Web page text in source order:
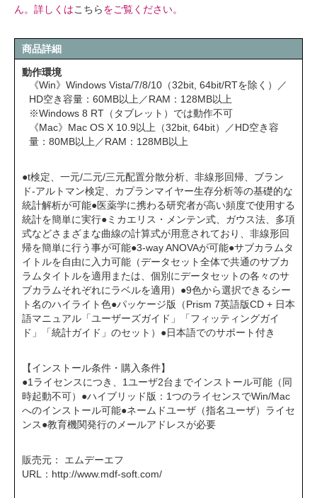
ん。詳しくはこちらをご覧ください。
商品詳細
動作環境
《Win》Windows Vista/7/8/10（32bit, 64bit/RTを除く）／
HD空き容量：60MB以上／RAM：128MB以上
※Windows 8 RT（タブレット）では動作不可
《Mac》Mac OS X 10.9以上（32bit, 64bit）／HD空き容
量：80MB以上／RAM：128MB以上
●t検定、一元/二元/三元配置分散分析、非線形回帰、ブラン
ド-アルトマン検定、カプランマイヤー生存分析等の基礎的な
統計解析が可能●医薬学に携わる研究者が高い頻度で使用する
統計を簡単に実行●ミカエリス・メンテン式、ガウス法、多項
式などさまざまな曲線の計算式が用意されており、非線形回
帰を簡単に行う事が可能●3-way ANOVAが可能●サブカラムタ
イトルを自由に入力可能（データセット全体で共通のサブカ
ラムタイトルを適用または、個別にデータセットの各々のサ
ブカラムそれぞれにラベルを適用）●9色から選択できるシー
ト名のハイライト色●パッケージ版（Prism 7英語版CD + 日本
語マニュアル「ユーザーズガイド」「フィッティングガイ
ド」「統計ガイド」のセット）●日本語でのサポート付き
【インストール条件・購入条件】
●1ライセンスにつき、1ユーザ2台までインストール可能（同
時起動不可）●ハイブリッド版：1つのライセンスでWin/Mac
へのインストール可能●ネームドユーザ（指名ユーザ）ライセ
ンス●教育機関発行のメールアドレスが必要
販売元： エムデーエフ
URL： http://www.mdf-soft.com/